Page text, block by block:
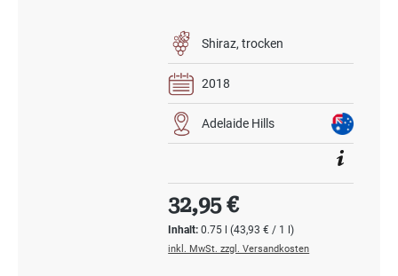
Shiraz trocken
2018
Adelaide Hills
Inhalt:0.75 l(43,93 € / 1 l)
Regulärer Preis:
32,95 €
inkl. MwSt. zzgl. Versandkosten